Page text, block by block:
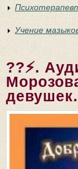
Учение
??⚡.